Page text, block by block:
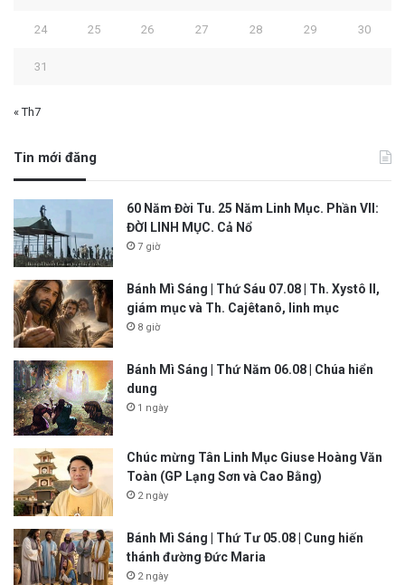
24 25 26 27 28 29 30
31
« Th7
Tin mới đăng
60 Năm Đời Tu. 25 Năm Linh Mục. Phần VII:
ĐỜI LINH MỤC. Cả Nổ
7 giờ
Bánh Mì Sáng | Thứ Sáu 07.08 | Th. Xystô II,
giám mục và Th. Cajêtanô, linh mục
8 giờ
Bánh Mì Sáng | Thứ Năm 06.08 | Chúa hiển
dung
1 ngày
Chúc mừng Tân Linh Mục Giuse Hoàng Văn
Toàn (GP Lạng Sơn và Cao Bằng)
2 ngày
Bánh Mì Sáng | Thứ Tư 05.08 | Cung hiến
thánh đường Đức Maria
2 ngày